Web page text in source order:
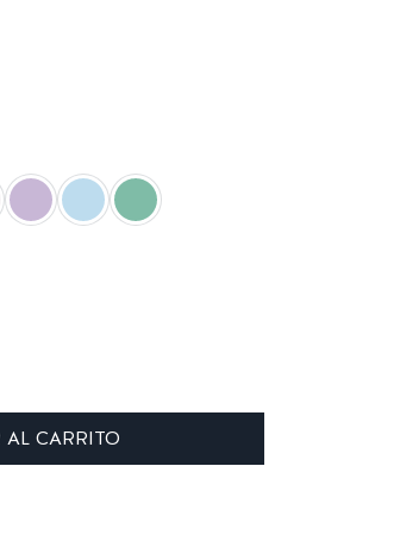
CARRITO